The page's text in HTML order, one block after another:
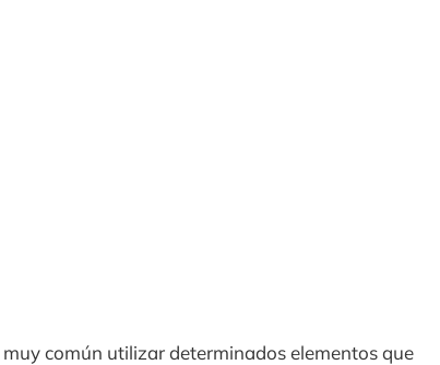
común utilizar determinados elementos que